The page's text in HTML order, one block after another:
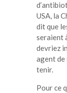
USA, la
dit que
seraient
devriez
agent de
tenir.
Pour ce